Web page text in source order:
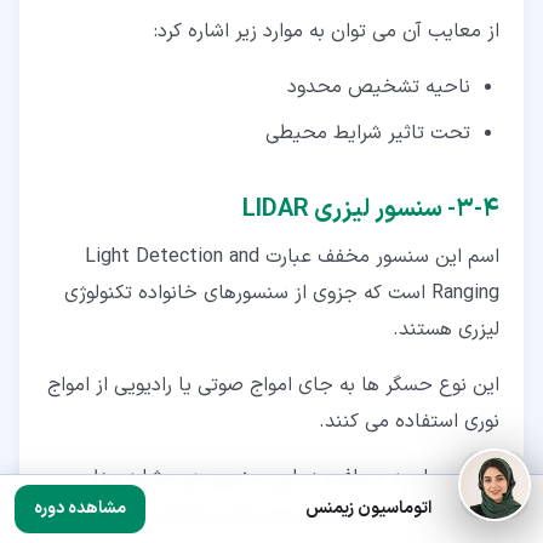
از معایب آن می توان به موارد زیر اشاره کرد:
ناحیه تشخیص محدود
تحت تاثیر شرایط محیطی
۴‏-‏۳‏- سنسور لیزری LIDAR
اسم این سنسور مخفف عبارت Light Detection and
Ranging است که جزوی از سنسورهای خانواده تکنولوژی
لیزری هستند.
این نوع حسگر ها به جای امواج صوتی یا رادیویی از امواج
نوری استفاده می کنند.
روش محاسبه مسافت در این سنسور هم مشابه مدل
التراسونیک با اندازه گیری زمان رفت و برگشت نور و بر
اتوماسیون زیمنس مشاهده دوره